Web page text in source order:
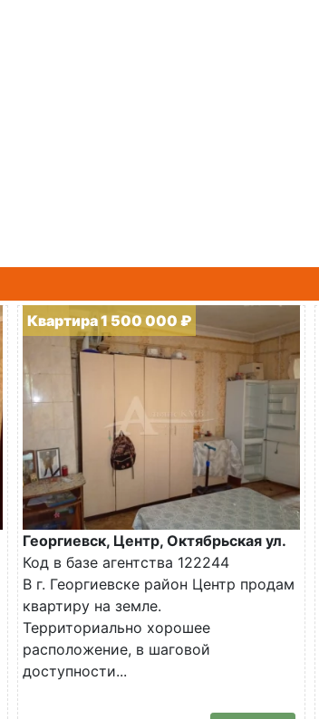
Квартира 1 500 000 ₽
Георгиевск, Центр, Октябрьская ул.
Код в базе агентства 122244
В г. Георгиевске район Центр продам
квартиру на земле.
Территориально хорошее
расположение, в шаговой
доступности...